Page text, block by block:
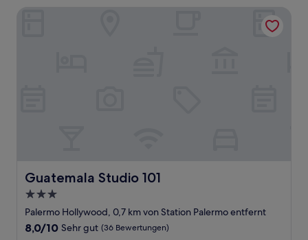
(662
Guatemala Studio 101
Guatemala Studio 101
3.0-
Sterne-
Unterkunft
Palermo Hollywood, 0,7 km von Station Palermo entfernt
8.0
8,0/10 Sehr gut (36 Bewertungen)